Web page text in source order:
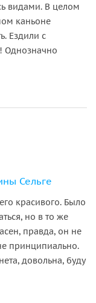
видами. В целом
каньоне
Ездили с
Однозначно
Сельге
красивого. Было
но в то же
правда, он не
принципиально.
довольна, буду